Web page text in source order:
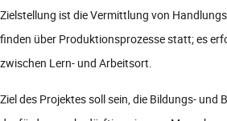
Zielstellung ist die Vermittlung von
finden über Produktionsprozesse statt; es
zwischen Lern- und Arbeitsort.
Ziel des Projektes soll sein, die Bildungs-